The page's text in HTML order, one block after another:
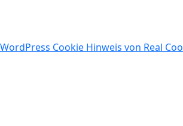
WordPress Cookie Hinweis von Real